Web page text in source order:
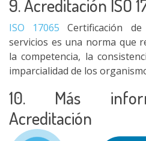
9. Acreditación ISO
ISO 17065 Certificación
servicios es una norma que
la competencia, la
imparcialidad de los
10. Más
Acreditación